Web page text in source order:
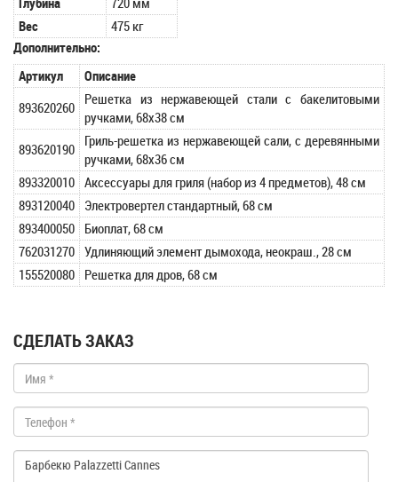
Вес
475 кг
Дополнительно:
Артикул
Описание
893620260 Решетка из нержавеющей стали с бакелитовыми
ручками, 68х38 см
893620190 Гриль-решетка из нержавеющей сали, с деревянными
ручками, 68х36 см
893320010 Аксессуары для гриля (набор из 4 предметов), 48 см
893120040 Электровертел стандартный, 68 см
893400050 Биоплат, 68 см
762031270 Удлиняющий элемент дымохода, неокраш., 28 см
155520080 Решетка для дров, 68 см
СДЕЛАТЬ ЗАКАЗ